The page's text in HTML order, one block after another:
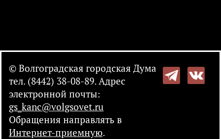
© Волгоградская городская Дума
тел. (8442) 38-08-89. Адрес
электронной почты:
gs_kanc@volgsovet.ru
Обращения направлять в
Интернет-приемную.